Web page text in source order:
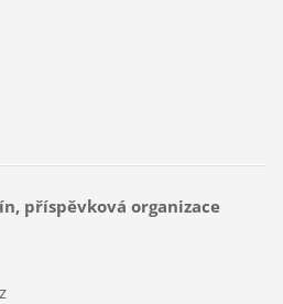
příspěvková organizace